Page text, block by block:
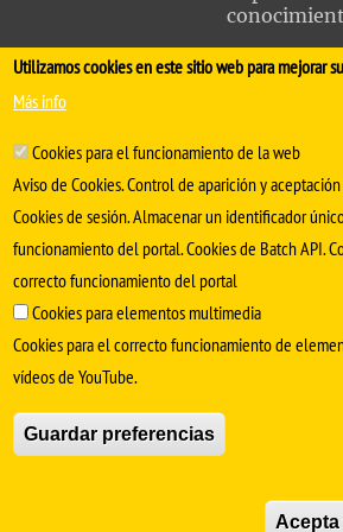
FACULTAD DE MEDICINA
Conserjería:954 55 98 30- Secretaría .
SÍGUENOS EN
Utilizamos cookies en este sitio web para mejorar
Más info
Cookies para el funcionamiento de la web
Aviso de Cookies. Control de aparición y
Cookies de sesión. Almacenar un identificador
funcionamiento del portal. Cookies de Batch API.
correcto funcionamiento del portal
Cookies para elementos multimedia
Cookies para el correcto funcionamiento de
vídeos de YouTube.
Guardar preferencias